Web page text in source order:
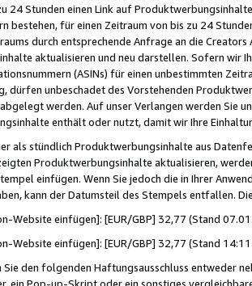
24 Stunden einen Link auf
bestehen, für einen Zeitraum von bis zu 24
durch entsprechende Anfrage an die
aktualisieren und neu darstellen. Sofern wir
(ASINs) für einen unbestimmten
dürfen unbeschadet des Vorstehenden
werden. Auf unser Verlangen werden Sie
enthält oder nutzt, damit wir Ihre
als stündlich Produktwerbungsinhalte aus
Produktwerbungsinhalte aktualisieren,
einfügen. Wenn Sie jedoch die in Ihrer
kann der Datumsteil des Stempels entfallen.
Website einfügen]: [EUR/GBP] 32,77 (Stand
Website einfügen]: [EUR/GBP] 32,77 (Stand
Sie den folgenden Haftungsausschluss entweder
ein Pop-up-Skript oder ein sonstiges